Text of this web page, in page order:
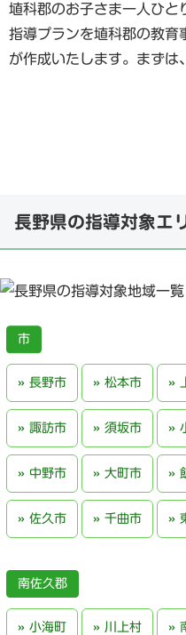
埴科郡のお子さま一人ひと
指導プランを埴科郡の教育
が作成いたします。まずは
長野県の指導対象エ
長野市 松本市
諏訪市 須坂市
中野市 大町市
佐久市 千曲市
南佐久郡
小海町 川上村